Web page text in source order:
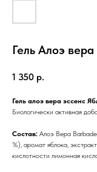
Гель Алоэ
1 350 р.
Гель алоэ вера эссенс
Биологически активная
Состав: Алоэ Вера
%), аромат яблока,
кислотности лимонная